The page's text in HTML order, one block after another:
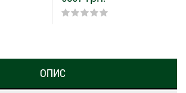
ОПИС